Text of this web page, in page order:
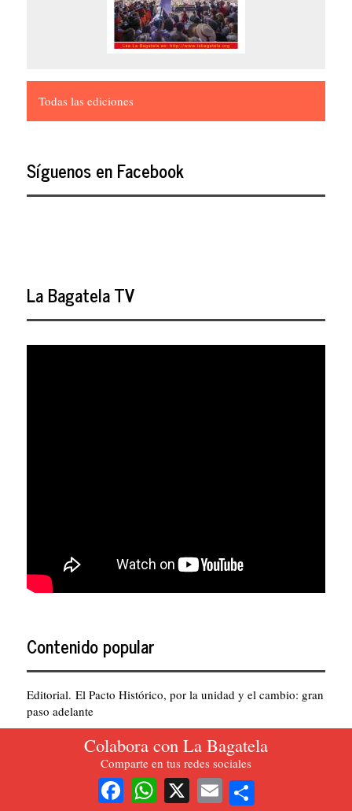
Colabora con La Bagatela
Comparte en tus redes sociales
FacebookWhatsApp
X Email
Todas las ediciones
Síguenos en Facebook
La Bagatela TV
Contenido popular
Editorial. El Pacto Histórico, por la unidad y el cambio: gran
paso adelante
Duque debe una explicación sobre la fallida Operación
En Galapa. ¡Respeto de los derechos fundamentales y las